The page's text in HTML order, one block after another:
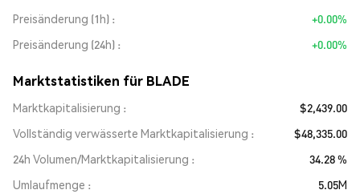
Preisänderung (1h)
+0.00%
Preisänderung (24h)
+0.00%
Marktstatistiken für BLADE
Marktkapitalisierung
$2,439.00
Vollständig verwässerte Marktkapitalisierung
$48,335.00
24h Volumen/Marktkapitalisierung
34.28 %
Umlaufmenge
5.05M